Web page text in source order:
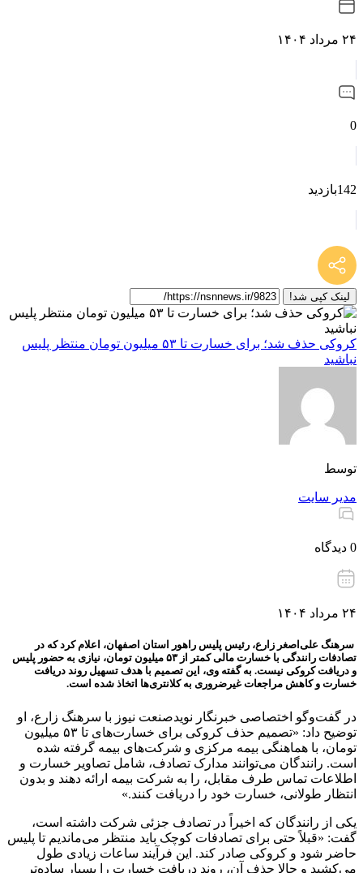
۲۴ مرداد ۱۴۰۴
0
142بازدید
لینک کپی شد!
کروکی حذف شد؛ برای خسارت تا ۵۳ میلیون تومان منتظر پلیس
نباشید
توسط
مدیر سایت
0 دیدگاه
۲۴ مرداد ۱۴۰۴
سرهنگ علی‌اصغر زارع، رئیس پلیس راهور استان اصفهان، اعلام کرد که در
تصادفات رانندگی با خسارت مالی کمتر از ۵۳ میلیون تومان، نیازی به حضور پلیس
و دریافت کروکی نیست. به گفته وی، این تصمیم با هدف تسهیل روند دریافت
خسارت و کاهش مراجعات غیرضروری به کلانتری‌ها اتخاذ شده است.
در گفت‌وگو اختصاصی خبرنگار نویدصنعت نیوز با سرهنگ زارع، او
توضیح داد: «تصمیم حذف کروکی برای خسارت‌های تا ۵۳ میلیون
تومان، با هماهنگی بیمه مرکزی و شرکت‌های بیمه گرفته شده
است. رانندگان می‌توانند مدارک تصادف، شامل تصاویر خسارت و
اطلاعات تماس طرف مقابل، را به شرکت بیمه ارائه دهند و بدون
انتظار طولانی، خسارت خود را دریافت کنند.»
یکی از رانندگان که اخیراً در تصادف جزئی شرکت داشته است،
گفت: «قبلاً حتی برای تصادفات کوچک باید منتظر می‌ماندیم تا پلیس
حاضر شود و کروکی صادر کند. این فرآیند ساعات زیادی طول
می‌کشید و حالا حذف آن، روند دریافت خسارت را بسیار ساده‌تر